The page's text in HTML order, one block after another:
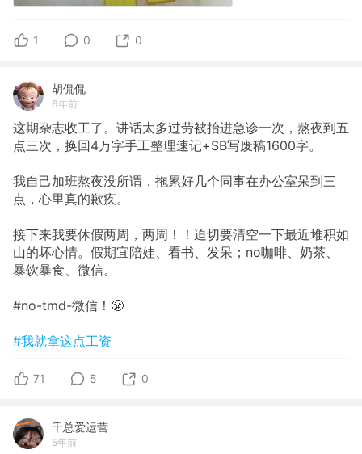
1 0 0
胡侃侃
6年前
这期杂志收工了。讲话太多过劳被抬进急诊一次，熬夜到五
点三次，换回4万字手工整理速记+SB写废稿1600字。
我自己加班熬夜没所谓，拖累好几个同事在办公室呆到三
点，心里真的歉疚。
接下来我要休假两周，两周！！迫切要清空一下最近堆积如
山的坏心情。假期宜陪娃、看书、发呆；no咖啡、奶茶、
暴饮暴食、微信。
#no-tmd-微信！😤
#我就拿这点工资
71 5 0
千总爱运营
5年前